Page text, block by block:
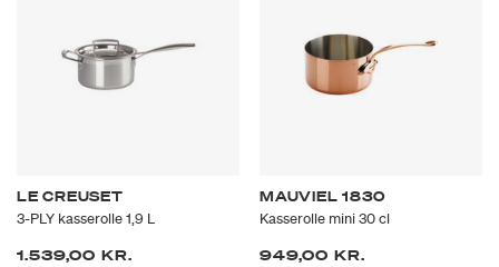
LE CREUSET
3-PLY kasserolle 1,9 L
1.539,00 KR.
MAUVIEL 1830
Kasserolle mini 30 cl
949,00 KR.